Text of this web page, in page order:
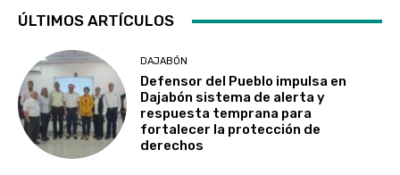
ÚLTIMOS ARTÍCULOS
DAJABÓN
Defensor del Pueblo impulsa en
Dajabón sistema de alerta y
respuesta temprana para
fortalecer la protección de
derechos